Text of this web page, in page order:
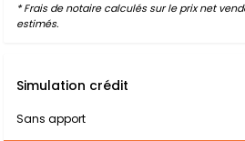
* Frais de notaire calculés sur le prix net
estimés.
Simulation crédit
Sans apport